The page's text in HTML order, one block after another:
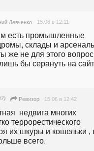
Левченко 15.06 в 12:11
есть промышленные
склады и
же не для этого
бы серануть на
Ревизор 15.06 в 12:42
недвига многих
террорестического
их шкуры и кошельки ,
всего.